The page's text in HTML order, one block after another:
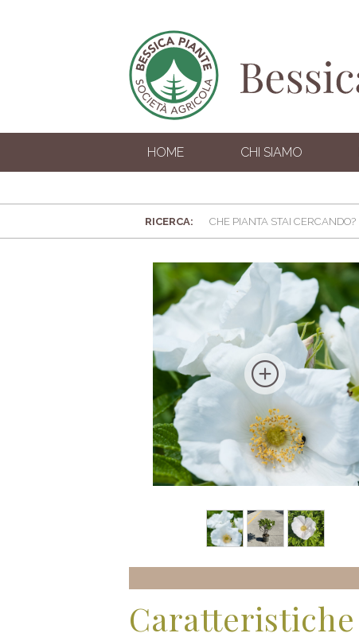
HOME CHI SIAMO
RICERCA:
Caratteristiche